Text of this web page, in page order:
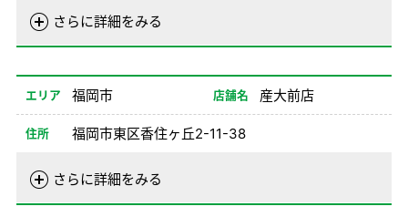
さらに詳細をみる
電話番号 092-831-0100
08/26-12/31 08:00-20:00
備考
エリア 福岡市 店舗名 産大前店
住所 福岡市東区香住ヶ丘2-11-38
さらに詳細をみる
電話番号 092-662-0100